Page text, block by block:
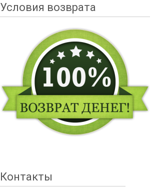
Условия возврата
Контакты